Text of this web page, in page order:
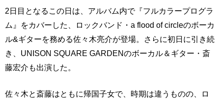
2日目となるこの日は、アルバム内で『フルカラープログラ
ム』をカバーした、ロックバンド・a flood of circleのボーカ
ル&ギターを務める佐々木亮介が登場。さらに初日に引き続
き、UNISON SQUARE GARDENのボーカル＆ギター・斎
藤宏介も出演した。
佐々木と斎藤はともに帰国子女で、時期は違うものの、ロ